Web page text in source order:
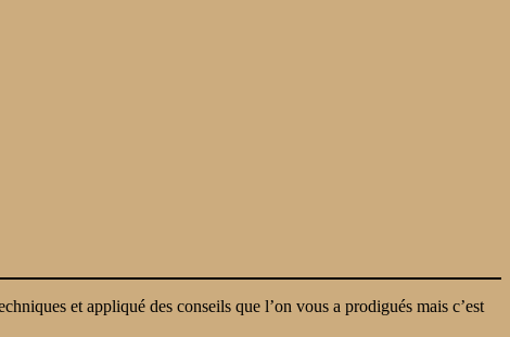
et appliqué des conseils que l’on vous a prodigués mais c’est